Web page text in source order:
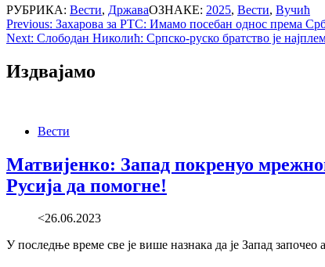
РУБРИКА: Вести, ДржаваОЗНАКЕ: 2025, Вести, Вучић
Post
navigation
Previous: Захарова за РТС: Имамо посебан однос према
Next: Слободан Николић: Српско-руско братство је
Издвајамо
Вести
Матвијенко: Запад покренуо
Русија да помогне!
<26.06.2023
У последње време све је више назнака да је Запад